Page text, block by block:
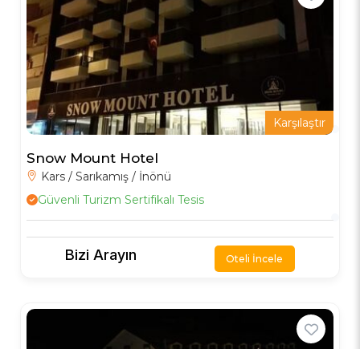
Karşılaştır
Snow Mount Hotel
Kars / Sarıkamış / İnönü
Güvenli Turizm Sertifikalı Tesis
Bizi Arayın Oteli İncele